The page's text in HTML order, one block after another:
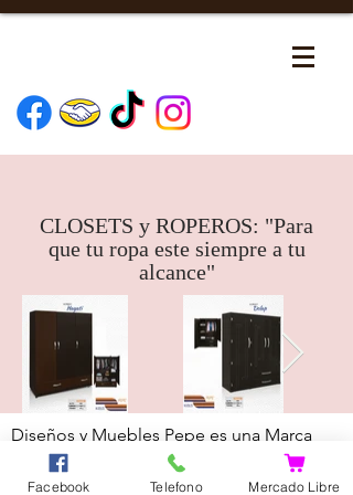
CLOSETS y ROPEROS: "Para
que tu ropa este siempre a tu
alcance"
Diseños y Muebles Pepe es una Marca
Registrada.
Todos los derechos
reservados.
© 2018 by Diseños y muebles
Facebook Telefono Mercado Libre